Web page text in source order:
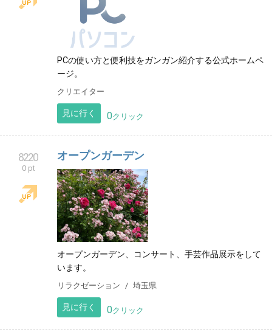
PCの使い方と便利技をガンガン紹介する公式ホームペ
ージ。
クリエイター
見に行く 0クリック
8220
0 pt
オープンガーデン
オープンガーデン、コンサート、手芸作品展示をして
います。
リラクゼーション 埼玉県
見に行く 0クリック